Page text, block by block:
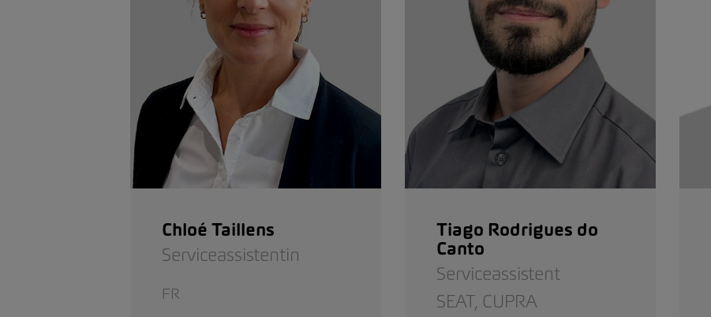
Chloé Taillens
Serviceassistentin
FR
Tiago Rodrigues do
Canto
Serviceassistent
SEAT, CUPRA